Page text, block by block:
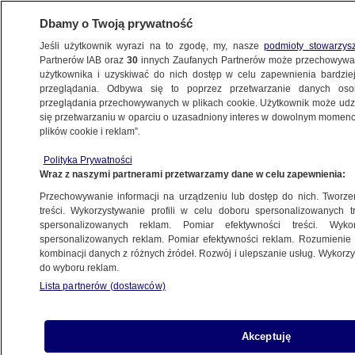
SZCZECIN
i rozlali żrącą substancję
Oprac.Rafał Molenda
20.05.2026, 12:14
Posłuchaj artykułu
Czyta lektor AI
Dbamy o Twoją prywatność
Jeśli użytkownik wyrazi na to zgodę, my, naszepodmioty
Partnerów IAB oraz30 innych Zaufanych Partnerów może
użytkownika i uzyskiwać do nich dostęp w celu zapewnienia
przeglądania. Odbywa się to poprzez przetwarzanie danych
przeglądania przechowywanych w plikach cookie. Użytkownik może
się przetwarzaniu w oparciu o uzasadniony interes w dowolnym
plików cookie i reklam”.
Polityka Prywatności
Wraz z naszymi partnerami przetwarzamy dane w celu zapewnienia:
Przechowywanie informacji na urządzeniu lub dostęp do nich.
treści. Wykorzystywanie profili w celu doboru spersonalizowanych
spersonalizowanych reklam. Pomiar efektywności treści.
spersonalizowanych reklam. Pomiar efektywności reklam.
kombinacji danych z różnych źródeł. Rozwój i ulepszanie usług.
do wyboru reklam.
Lista partnerów (dostawców)
Akceptuję